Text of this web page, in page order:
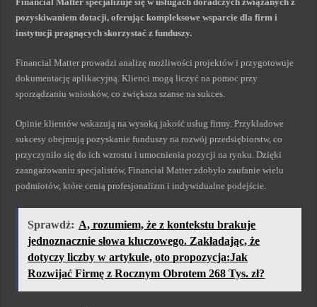
pozyskiwaniem dotacji, oferując kompleksowe wsparcie dla firm i
instytucji pragnących skorzystać z funduszy.
Financial Matter prowadzi analizę możliwości projektów i przygotowuje
dokumentację aplikacyjną. Klienci mogą liczyć na pomoc przy
sporządzaniu wniosków, co zwiększa szanse na sukces.
Opinie klientów wskazują na wysoką jakość usług firmy. Przykładowe
sukcesy obejmują pozyskanie funduszy na rozwój przedsiębiorstw, co
przyczyniło się do ich wzrostu i umocnienia pozycji na rynku. Dzięki
zaangażowaniu specjalistów, Financial Matter zdobyło zaufanie wielu
podmiotów, które cenią profesjonalizm i indywidualne podejście.
Sprawdź: A, rozumiem, że z kontekstu brakuje
jednoznacznie słowa kluczowego. Zakładając, że
dotyczy liczby w artykule, oto propozycja:Jak
Rozwijać Firmę z Rocznym Obrotem 268 Tys. zł?